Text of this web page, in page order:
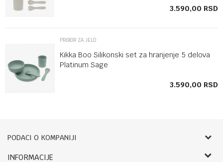
3.590,00 RSD
PRIBOR ZA JELO
Kikka Boo Silikonski set za hranjenje 5 delova
Platinum Sage
3.590,00 RSD
PODACI O KOMPANIJI
Bebbco
INFORMACIJE